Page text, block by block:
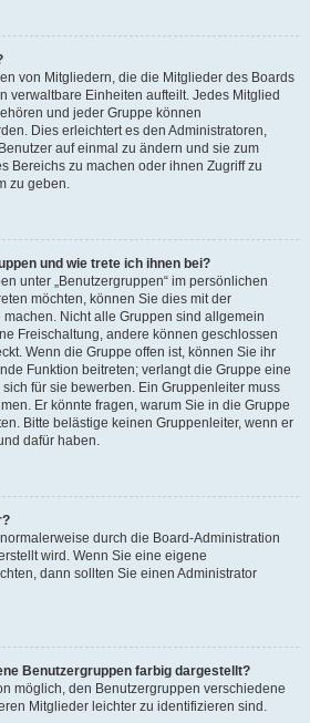
von Mitgliedern, die die Mitglieder des Boards
verwaltbare Einheiten aufteilt. Jedes Mitglied
und jeder Gruppe können
Dies erleichtert es den Administratoren,
auf einmal zu ändern und sie zum
Bereichs zu machen oder ihnen Zugriff zu
zu geben.
und wie trete ich ihnen bei?
unter „Benutzergruppen“ im persönlichen
möchten, können Sie dies mit der
Nicht alle Gruppen sind allgemein
Freischaltung, andere können geschlossen
Wenn die Gruppe offen ist, können Sie ihr
Funktion beitreten; verlangt die Gruppe eine
für sie bewerben. Ein Gruppenleiter muss
Er könnte fragen, warum Sie in die Gruppe
Bitte belästige keinen Gruppenleiter, wenn er
dafür haben.
durch die Board-Administration
wird. Wenn Sie eine eigene
dann sollten Sie einen Administrator
Benutzergruppen farbig dargestellt?
möglich, den Benutzergruppen verschiedene
Mitglieder leichter zu identifizieren sind.